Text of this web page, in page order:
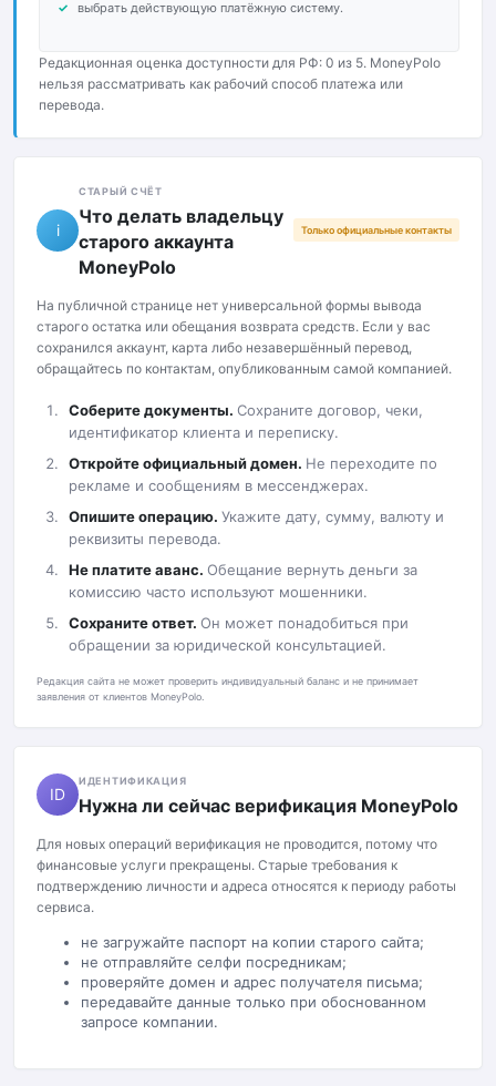
выбрать действующую платёжную систему.
Редакционная оценка доступности для РФ: 0 из 5. MoneyPolo
нельзя рассматривать как рабочий способ платежа или
перевода.
i
СТАРЫЙ СЧЁТ
Что делать владельцу
старого аккаунта
MoneyPolo
Только официальные контакты
На публичной странице нет универсальной формы вывода
старого остатка или обещания возврата средств. Если у вас
сохранился аккаунт, карта либо незавершённый перевод,
обращайтесь по контактам, опубликованным самой компанией.
Соберите документы. Сохраните договор, чеки,
идентификатор клиента и переписку.
Откройте официальный домен. Не переходите по
рекламе и сообщениям в мессенджерах.
Опишите операцию. Укажите дату, сумму, валюту и
реквизиты перевода.
Не платите аванс. Обещание вернуть деньги за
комиссию часто используют мошенники.
Сохраните ответ. Он может понадобиться при
обращении за юридической консультацией.
Редакция сайта не может проверить индивидуальный баланс и не принимает
заявления от клиентов MoneyPolo.
ID
ИДЕНТИФИКАЦИЯ
Нужна ли сейчас верификация MoneyPolo
Для новых операций верификация не проводится, потому что
финансовые услуги прекращены. Старые требования к
подтверждению личности и адреса относятся к периоду работы
сервиса.
не загружайте паспорт на копии старого сайта;
не отправляйте селфи посредникам;
проверяйте домен и адрес получателя письма;
передавайте данные только при обоснованном
запросе компании.